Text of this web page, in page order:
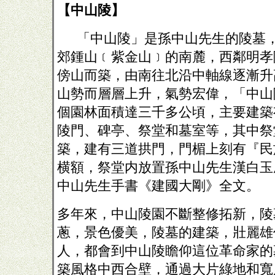
【中山陵】
「中山陵」是孫中山先生的陵墓
郊鍾山﹝紫金山﹞的南麓，西鄰明
傍山而築，由南往北沿中軸線逐漸
山勢而層層上升，氣勢宏偉，「中
個園林面積達三千多公頃，主要建
陵門、碑亭、祭堂和墓室等，其中
築，建有三道拱門，門楣上刻有『
横額，祭堂内放置孫中山先生漢白
中山先生手書《建國大剛》全文。
多年來，中山陵園不斷整修拓新，
蔥，景色優美，陵墓的建築，壯麗
人，都會到中山陵瞻仰這位革命家
築風格中西合壁，通過大片綠地和